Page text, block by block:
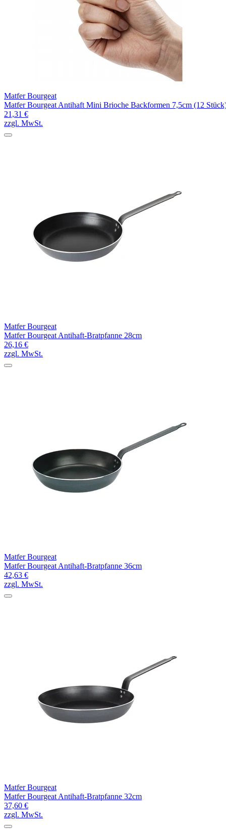
Matfer Bourgeat
Matfer Bourgeat Antihaft Mini Brioche Backformen 7,5cm (12
21,31 €
zzgl. MwSt.
Matfer Bourgeat
Matfer Bourgeat Antihaft-Bratpfanne 28cm
26,16 €
zzgl. MwSt.
Matfer Bourgeat
Matfer Bourgeat Antihaft-Bratpfanne 36cm
42,63 €
zzgl. MwSt.
Matfer Bourgeat
Matfer Bourgeat Antihaft-Bratpfanne 32cm
37,60 €
zzgl. MwSt.